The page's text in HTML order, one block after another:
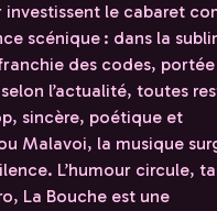
investissent le cabaret
scénique : dans la
des codes,
l’actualité, toutes
sincère, poétique et
Malavoi, la musique
L’humour circule,
La Bouche est une